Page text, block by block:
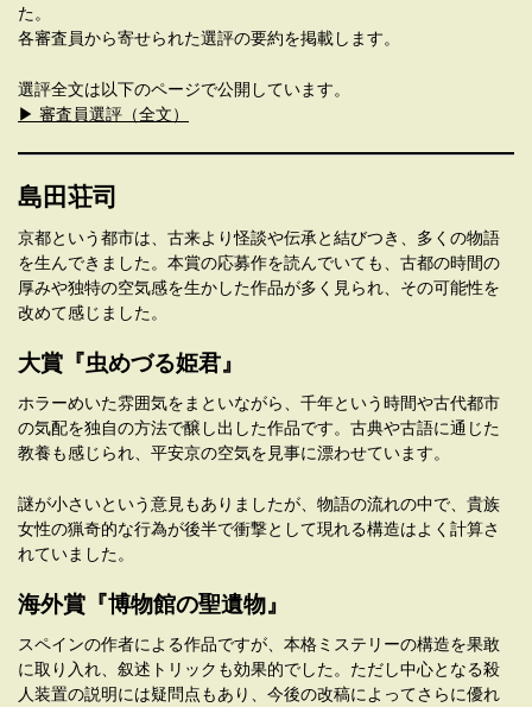
た。
各審査員から寄せられた選評の要約を掲載します。
選評全文は以下のページで公開しています。
▶ 審査員選評（全文）
島田荘司
京都という都市は、古来より怪談や伝承と結びつき、多くの物語
を生んできました。本賞の応募作を読んでいても、古都の時間の
厚みや独特の空気感を生かした作品が多く見られ、その可能性を
改めて感じました。
大賞『虫めづる姫君』
ホラーめいた雰囲気をまといながら、千年という時間や古代都市
の気配を独自の方法で醸し出した作品です。古典や古語に通じた
教養も感じられ、平安京の空気を見事に漂わせています。
謎が小さいという意見もありましたが、物語の流れの中で、貴族
女性の猟奇的な行為が後半で衝撃として現れる構造はよく計算さ
れていました。
海外賞『博物館の聖遺物』
スペインの作者による作品ですが、本格ミステリーの構造を果敢
に取り入れ、叙述トリックも効果的でした。ただし中心となる殺
人装置の説明には疑問点もあり、今後の改稿によってさらに優れ